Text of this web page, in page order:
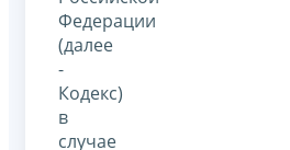
Федерации
(далее
-
Кодекс)
в
случае